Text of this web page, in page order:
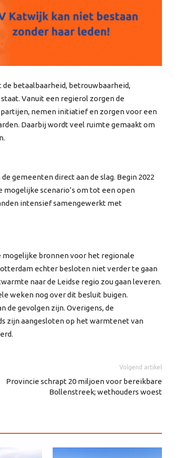
betaalbaarheid, betrouwbaarheid,
Vanuit een regierol zorgen de
nemen initiatief en zorgen voor een
Daarbij wordt veel ruimte gemaakt om
gemeenten direct aan de slag. Begin 2022
scenario’s om tot een open
intensief samengewerkt met
mogelijke bronnen voor het regionale
echter besloten niet verder te gaan
naar de Leidse regio zou gaan leveren.
weken nog over dit besluit buigen.
gevolgen zijn. Overigens, de
zijn aangesloten op het warmtenet van
Volgend artikel
Provincie schrapt 20 miljoen voor bereikbare
Bollenstreek; wethouders woest